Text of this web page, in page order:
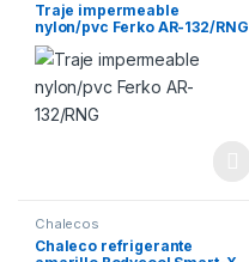
Traje impermeable
nylon/pvc Ferko AR-132/RNG
Chalecos
Chaleco refrigerante